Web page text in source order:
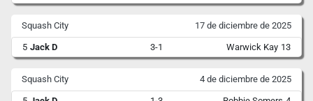
Squash City 17 de diciembre de 2025
5 Jack D 3-1 Warwick Kay 13
Squash City 4 de diciembre de 2025